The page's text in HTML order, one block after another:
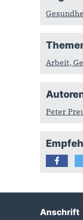
Arbeit,
Peter
Fußbereich
Anschrift